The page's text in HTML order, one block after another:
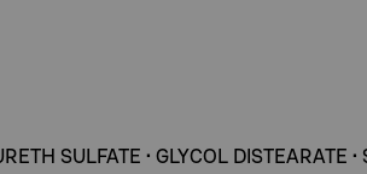
SULFATE • GLYCOL DISTEARATE